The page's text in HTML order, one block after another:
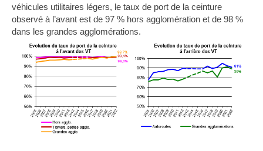
véhicules utilitaires légers, le taux de port de la ceinture
observé à l’avant est de 97 % hors agglomération et de 98 %
dans les grandes agglomérations.